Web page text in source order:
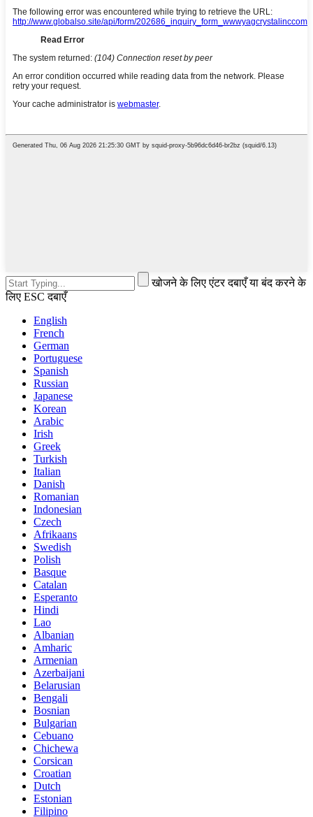
खोजने के लिए एंटर दबाएँ या बंद करने के
लिए ESC दबाएँ
English
French
German
Portuguese
Spanish
Russian
Japanese
Korean
Arabic
Irish
Greek
Turkish
Italian
Danish
Romanian
Indonesian
Czech
Afrikaans
Swedish
Polish
Basque
Catalan
Esperanto
Hindi
Lao
Albanian
Amharic
Armenian
Azerbaijani
Belarusian
Bengali
Bosnian
Bulgarian
Cebuano
Chichewa
Corsican
Croatian
Dutch
Estonian
Filipino